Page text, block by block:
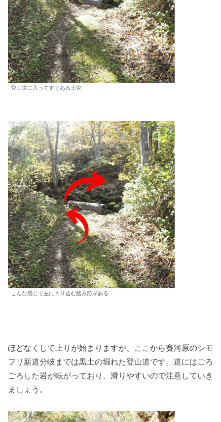
登山道に入ってすぐある土管
こんな感じで左に回り込む踏み跡がある
ほどなくして上りが始まりますが、ここから賽河原のシモ
フリ新道分岐までは黒土の堀れた登山道です。道にはごろ
ごろした岩が転がっており、滑りやすいので注意していき
ましょう。